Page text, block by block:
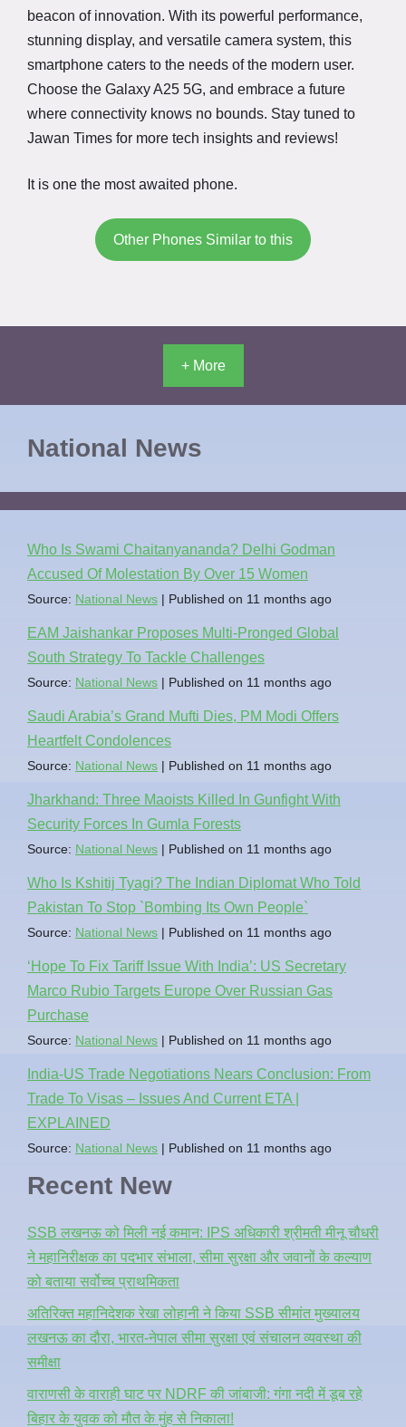
beacon of innovation. With its powerful performance,
stunning display, and versatile camera system, this
smartphone caters to the needs of the modern user.
Choose the Galaxy A25 5G, and embrace a future
where connectivity knows no bounds. Stay tuned to
Jawan Times for more tech insights and reviews!
It is one the most awaited phone.
Other Phones Similar to this
+ More
National News
Who Is Swami Chaitanyananda? Delhi Godman
Accused Of Molestation By Over 15 Women
Source: National News Published on 11 months ago
EAM Jaishankar Proposes Multi-Pronged Global
South Strategy To Tackle Challenges
Source: National News Published on 11 months ago
Saudi Arabia’s Grand Mufti Dies, PM Modi Offers
Heartfelt Condolences
Source: National News Published on 11 months ago
Jharkhand: Three Maoists Killed In Gunfight With
Security Forces In Gumla Forests
Source: National News Published on 11 months ago
Who Is Kshitij Tyagi? The Indian Diplomat Who Told
Pakistan To Stop `Bombing Its Own People`
Source: National News Published on 11 months ago
‘Hope To Fix Tariff Issue With India’: US Secretary
Marco Rubio Targets Europe Over Russian Gas
Purchase
Source: National News Published on 11 months ago
India-US Trade Negotiations Nears Conclusion: From
Trade To Visas – Issues And Current ETA |
EXPLAINED
Source: National News Published on 11 months ago
Recent New
SSB लखनऊ को मिली नई कमान: IPS अधिकारी श्रीमती मीनू चौधरी
ने महानिरीक्षक का पदभार संभाला, सीमा सुरक्षा और जवानों के कल्याण
को बताया सर्वोच्च प्राथमिकता
अतिरिक्त महानिदेशक रेखा लोहानी ने किया SSB सीमांत मुख्यालय
लखनऊ का दौरा, भारत-नेपाल सीमा सुरक्षा एवं संचालन व्यवस्था की
समीक्षा
वाराणसी के वाराही घाट पर NDRF की जांबाजी: गंगा नदी में डूब रहे
बिहार के युवक को मौत के मुंह से निकाला!